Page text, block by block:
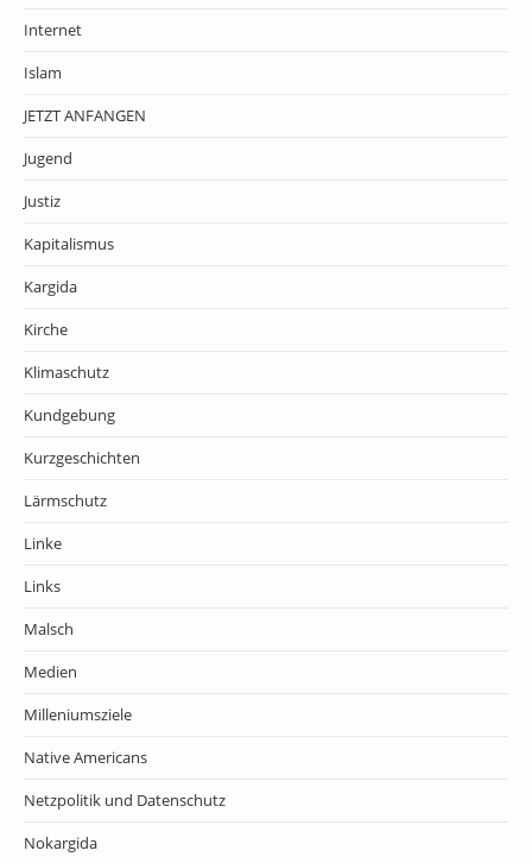
Internet
Islam
JETZT ANFANGEN
Jugend
Justiz
Kapitalismus
Kargida
Kirche
Klimaschutz
Kundgebung
Kurzgeschichten
Lärmschutz
Linke
Links
Malsch
Medien
Milleniumsziele
Native Americans
Netzpolitik und Datenschutz
Nokargida